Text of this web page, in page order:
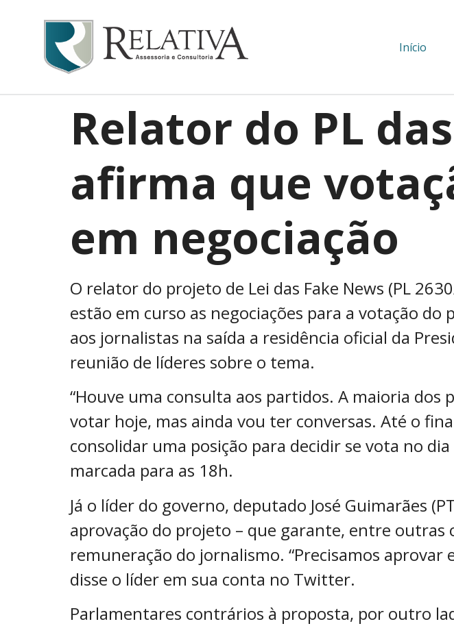
Início
Relator do PL
afirma que
em negociação
O relator do projeto de Lei das Fake News (PL
estão em curso as negociações para a votação
aos jornalistas na saída a residência oficial da
reunião de líderes sobre o tema.
“Houve uma consulta aos partidos. A maioria
votar hoje, mas ainda vou ter conversas. Até o
consolidar uma posição para decidir se vota no
marcada para as 18h.
Já o líder do governo, deputado José Guimarães
aprovação do projeto – que garante, entre outras
remuneração do jornalismo. “Precisamos
disse o líder em sua conta no Twitter.
Parlamentares contrários à proposta, por outro